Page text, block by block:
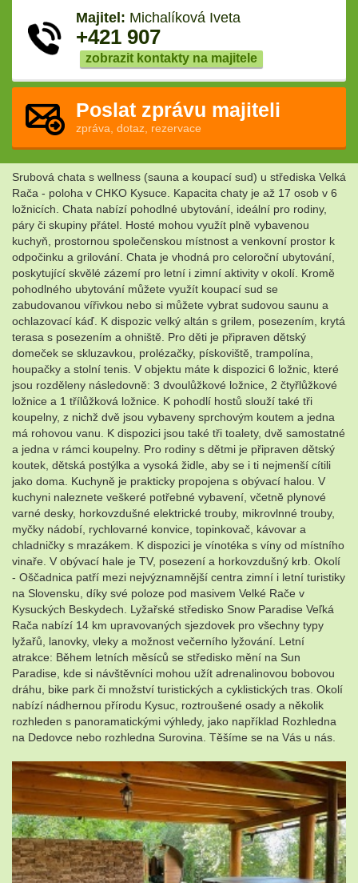
Majitel: Michalíková Iveta
+421 907
zobrazit kontakty na majitele
Poslat zprávu majiteli
zpráva, dotaz, rezervace
Srubová chata s wellness (sauna a koupací sud) u střediska Velká
Rača - poloha v CHKO Kysuce. Kapacita chaty je až 17 osob v 6
ložnicích. Chata nabízí pohodlné ubytování, ideální pro rodiny,
páry či skupiny přátel. Hosté mohou využít plně vybavenou
kuchyň, prostornou společenskou místnost a venkovní prostor k
odpočinku a grilování. Chata je vhodná pro celoroční ubytování,
poskytující skvělé zázemí pro letní i zimní aktivity v okolí. Kromě
pohodlného ubytování můžete využít koupací sud se
zabudovanou vířivkou nebo si můžete vybrat sudovou saunu a
ochlazovací káď. K dispozic velký altán s grilem, posezením, krytá
terasa s posezením a ohniště. Pro děti je připraven dětský
domeček se skluzavkou, prolézačky, pískoviště, trampolína,
houpačky a stolní tenis. V objektu máte k dispozici 6 ložnic, které
jsou rozděleny následovně: 3 dvoulůžkové ložnice, 2 čtyřlůžkové
ložnice a 1 třílůžková ložnice. K pohodlí hostů slouží také tři
koupelny, z nichž dvě jsou vybaveny sprchovým koutem a jedna
má rohovou vanu. K dispozici jsou také tři toalety, dvě samostatné
a jedna v rámci koupelny. Pro rodiny s dětmi je připraven dětský
koutek, dětská postýlka a vysoká židle, aby se i ti nejmenší cítili
jako doma. Kuchyně je prakticky propojena s obývací halou. V
kuchyni naleznete veškeré potřebné vybavení, včetně plynové
varné desky, horkovzdušné elektrické trouby, mikrovlnné trouby,
myčky nádobí, rychlovarné konvice, topinkovač, kávovar a
chladničky s mrazákem. K dispozici je vínotéka s víny od místního
vinaře. V obývací hale je TV, posezení a horkovzdušný krb. Okolí
- Oščadnica patří mezi nejvýznamnější centra zimní i letní turistiky
na Slovensku, díky své poloze pod masivem Velké Rače v
Kysuckých Beskydech. Lyžařské středisko Snow Paradise Veľká
Rača nabízí 14 km upravovaných sjezdovek pro všechny typy
lyžařů, lanovky, vleky a možnost večerního lyžování. Letní
atrakce: Během letních měsíců se středisko mění na Sun
Paradise, kde si návštěvníci mohou užít adrenalinovou bobovou
dráhu, bike park či množství turistických a cyklistických tras. Okolí
nabízí nádhernou přírodu Kysuc, roztroušené osady a několik
rozhleden s panoramatickými výhledy, jako například Rozhledna
na Dedovce nebo rozhledna Surovina. Těšíme se na Vás u nás.